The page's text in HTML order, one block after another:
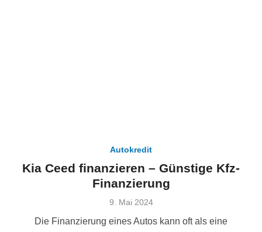
Autokredit
Kia Ceed finanzieren – Günstige Kfz-
Finanzierung
Veröffentlicht
9. Mai 2024
Die Finanzierung eines Autos kann oft als eine